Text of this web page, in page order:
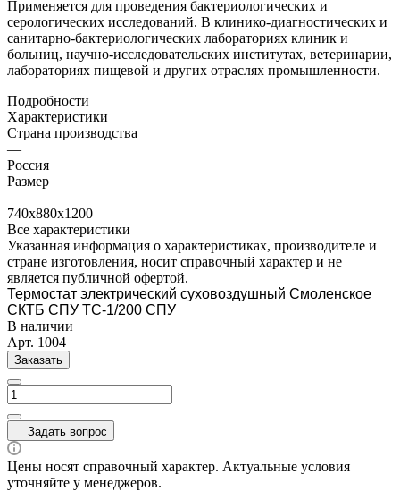
Применяется для проведения бактериологических и
серологических исследований. В клинико-диагностических и
санитарно-бактериологических лабораториях клиник и
больниц, научно-исследовательских институтах, ветеринарии,
лабораториях пищевой и других отраслях промышленности.
Подробности
Характеристики
Страна производства
—
Россия
Размер
—
740х880х1200
Все характеристики
Указанная информация о характеристиках, производителе и
стране изготовления, носит справочный характер и не
является публичной офертой.
Термостат электрический суховоздушный Смоленское
СКТБ СПУ ТС-1/200 СПУ
В наличии
Арт. 1004
Заказать
Задать вопрос
Цены носят справочный характер. Актуальные условия
уточняйте у менеджеров.